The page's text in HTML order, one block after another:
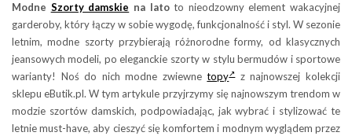
Modne Szorty damskie na latoto nieodzowny element wakacyjnej
garderoby, który łączy w sobie wygodę, funkcjonalność i styl. W sezonie
letnim, modne szorty przybierają różnorodne formy, od klasycznych
jeansowych modeli, po eleganckie szorty w stylu bermudów i sportowe
warianty! Noś do nich modne zwiewnetopy z najnowszej kolekcji
sklepu eButik.pl. W tym artykule przyjrzymy się najnowszym trendom w
modzie szortów damskich, podpowiadając, jak wybrać i stylizować te
letnie must-have, aby cieszyć się komfortem i modnym wyglądem przez